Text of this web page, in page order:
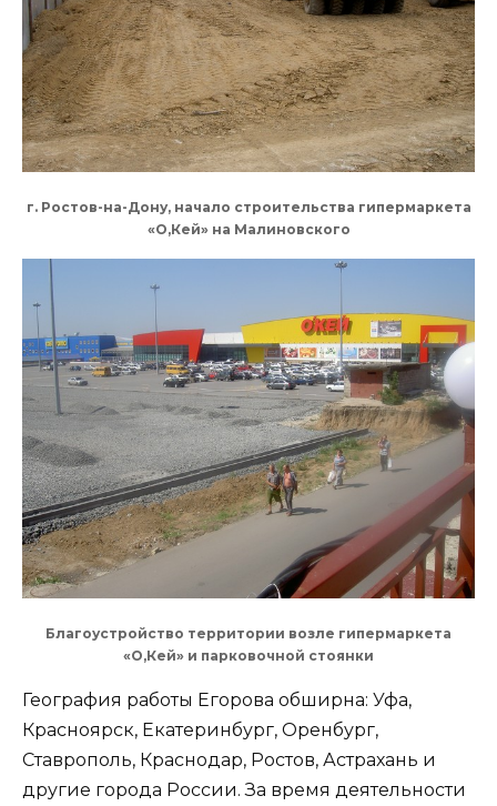
г. Ростов-на-Дону, начало строительства гипермаркета
«О,Кей» на Малиновского
Благоустройство территории возле гипермаркета
«О,Кей» и парковочной стоянки
География работы Егорова обширна: Уфа,
Красноярск, Екатеринбург, Оренбург,
Ставрополь, Краснодар, Ростов, Астрахань и
другие города России. За время деятельности